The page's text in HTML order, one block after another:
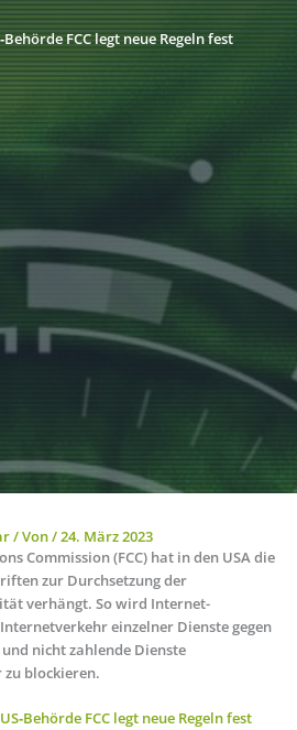
FCC legt neue Regeln fest
/ Von/24. März 2023
Commission (FCC) hat in den USA die
zur Durchsetzung der
verhängt. So wird Internet-
einzelner Dienste gegen
nicht zahlende Dienste
zu blockieren.
FCC legt neue Regeln fest